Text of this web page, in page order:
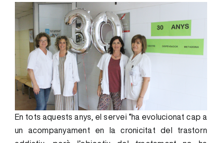
En tots aquests anys, el servei “ha evolucionat cap a
un acompanyament en la cronicitat del trastorn